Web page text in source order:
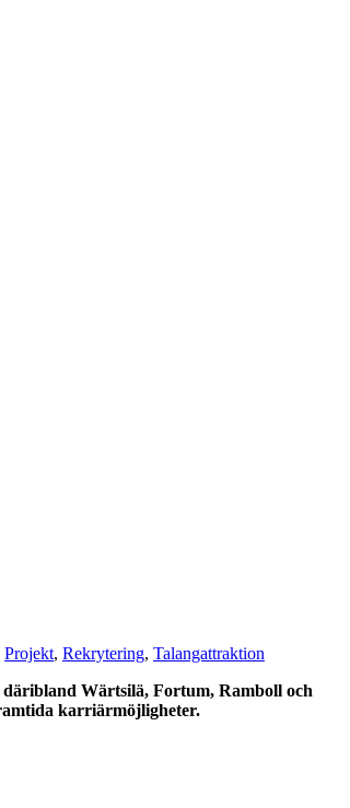
Projekt, Rekrytering, Talangattraktion
däribland Wärtsilä, Fortum, Ramboll och
karriärmöjligheter.